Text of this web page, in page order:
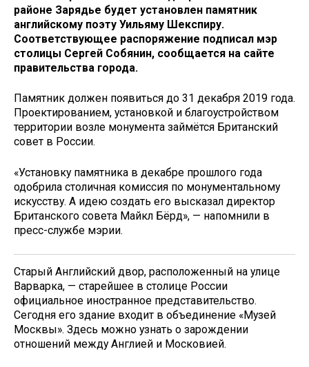
районе Зарядье будет установлен памятник
английскому поэту Уильяму Шекспиру.
Соответствующее распоряжение подписал мэр
столицы Сергей Собянин, сообщается на сайте
правительства города.
Памятник должен появиться до 31 декабря 2019 года.
Проектированием, установкой и благоустройством
территории возле монумента займётся Британский
совет в России.
«Установку памятника в декабре прошлого года
одобрила столичная комиссия по монументальному
искусству. А идею создать его высказал директор
Британского совета Майкл Бёрд», — напомнили в
пресс-службе мэрии.
Старый Английский двор, расположенный на улице
Варварка, — старейшее в столице России
официальное иностранное представительство.
Сегодня его здание входит в объединение «Музей
Москвы». Здесь можно узнать о зарождении
отношений между Англией и Московией.